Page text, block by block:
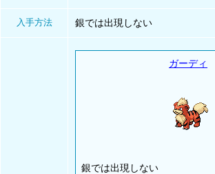
入手方法 銀では出現しない
ガーディ
銀では出現しない